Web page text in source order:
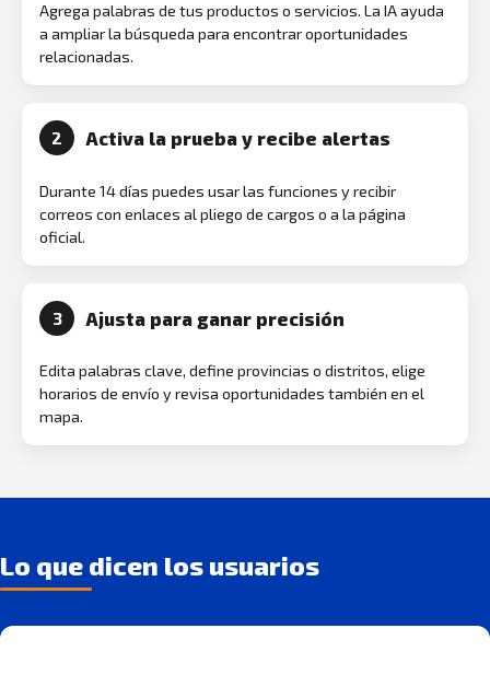
Agrega palabras de tus productos o servicios. La IA ayuda
a ampliar la búsqueda para encontrar oportunidades
relacionadas.
2 Activa la prueba y recibe alertas
Durante 14 días puedes usar las funciones y recibir
correos con enlaces al pliego de cargos o a la página
oficial.
3 Ajusta para ganar precisión
Edita palabras clave, define provincias o distritos, elige
horarios de envío y revisa oportunidades también en el
mapa.
Lo que dicen los usuarios